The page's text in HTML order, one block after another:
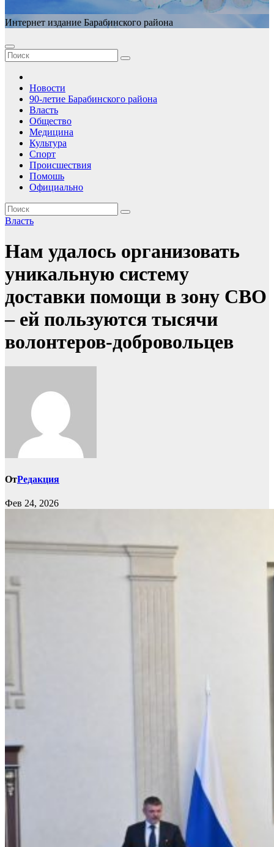
Интернет издание Барабинского района
Новости
90-летие Барабинского района
Власть
Общество
Медицина
Культура
Спорт
Происшествия
Помошь
Официально
Власть
Нам удалось организовать
уникальную систему
доставки помощи в зону СВО
– ей пользуются тысячи
волонтеров-добровольцев
ОтРедакция
Фев 24, 2026